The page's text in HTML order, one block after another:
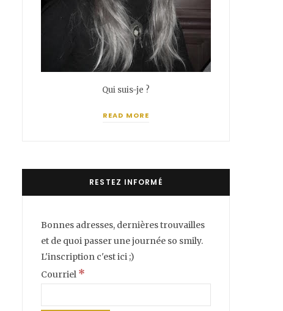
Qui suis-je ?
READ MORE
RESTEZ INFORMÉ
Bonnes adresses, dernières trouvailles
et de quoi passer une journée so smily.
L'inscription c'est ici ;)
Courriel *